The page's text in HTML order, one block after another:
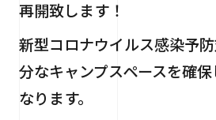
個人情報保護法 サ
再開致します！
新型コロナウイルス感染予
分なキャンプスペースを確
なります。